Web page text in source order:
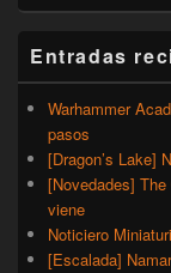
Entradas
Warhammer
pasos
[Dragon’s Lake]
[Novedades]
viene
Noticiero
[Escalada]